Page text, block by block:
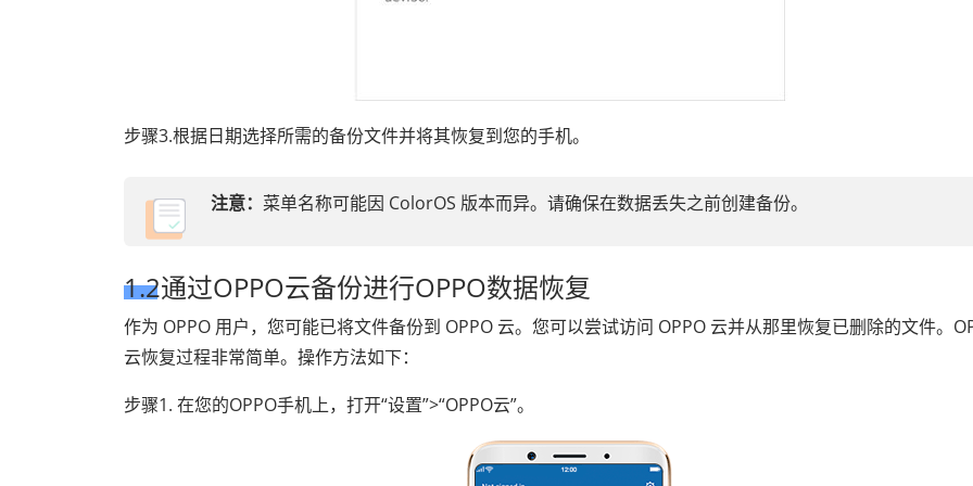
步骤3.根据日期选择所需的备份文件并将其恢复到您的手机。
注意： 菜单名称可能因 ColorOS 版本而异。请确保在数据丢失之前创建备份。
1.2通过OPPO云备份进行OPPO数据恢复
作为 OPPO 用户，您可能已将文件备份到 OPPO 云。您可以尝试访问 OPPO 云并从那里恢复已删除的文件。
云恢复过程非常简单。操作方法如下：
步骤1. 在您的OPPO手机上，打开“设置”>“OPPO云”。